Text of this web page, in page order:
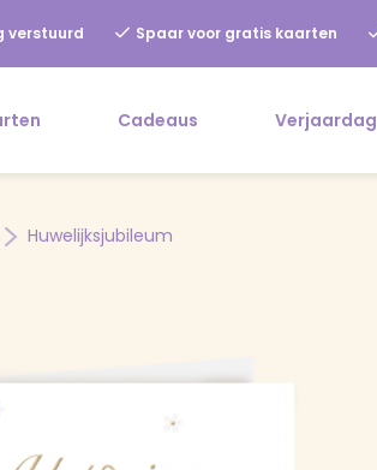
verstuurd Spaar voor gratis kaarten
Cadeaus Verjaardag
Huwelijksjubileum